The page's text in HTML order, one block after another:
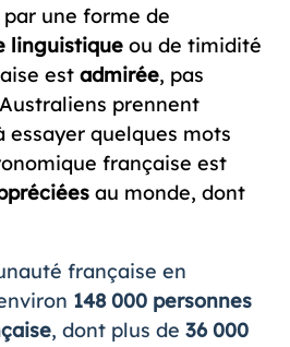
une forme de
linguistiqueou de timidité
est admirée, pas
prennent
essayer quelques mots
française est
au monde, dont
française en
148 000 personnes
, dont plus de 36 000